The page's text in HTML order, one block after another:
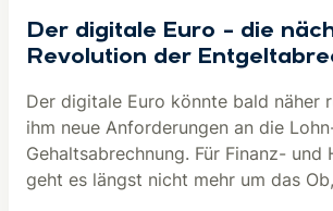
Der digitale Euro – die
Revolution der
Der digitale Euro könnte bald näher
ihm neue Anforderungen an die
Gehaltsabrechnung. Für Finanz- und
geht es längst nicht mehr um das